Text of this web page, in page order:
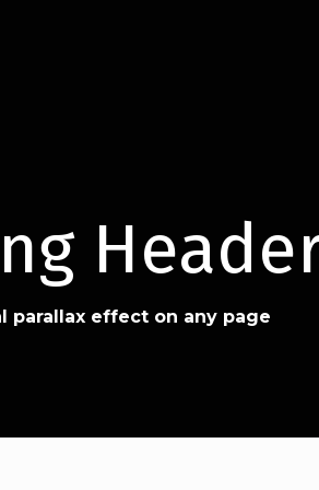
parallax effect on any page